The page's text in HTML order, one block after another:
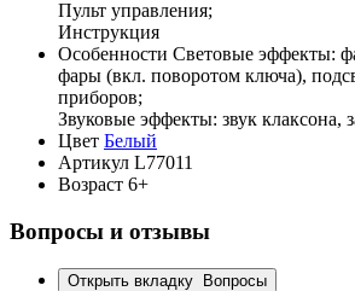
Пульт управления;
Инструкция
Особенности Световые эффекты:
фары (вкл. поворотом ключа),
приборов;
Звуковые эффекты: звук клаксона,
Цвет Белый
Артикул L77011
Возраст 6+
Вопросы и отзывы
Открыть вкладку
Вопросы